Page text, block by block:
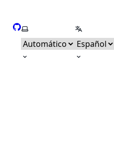
GitHub
Seleccionar tema